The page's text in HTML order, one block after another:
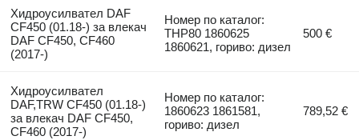
Хидроусилвател DAF
CF450 (01.18-) за влекач
DAF CF450, CF460
(2017-)
Номер по каталог:
THP80 1860625
1860621, гориво: дизел
500 €
Хидроусилвател
DAF,TRW CF450 (01.18-)
за влекач DAF CF450,
CF460 (2017-)
Номер по каталог:
1860623 1861581,
гориво: дизел
789,52 €